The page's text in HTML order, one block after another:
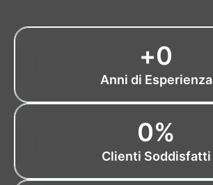
Anni di Esperienza
+0
Clienti Soddisfatti
0%